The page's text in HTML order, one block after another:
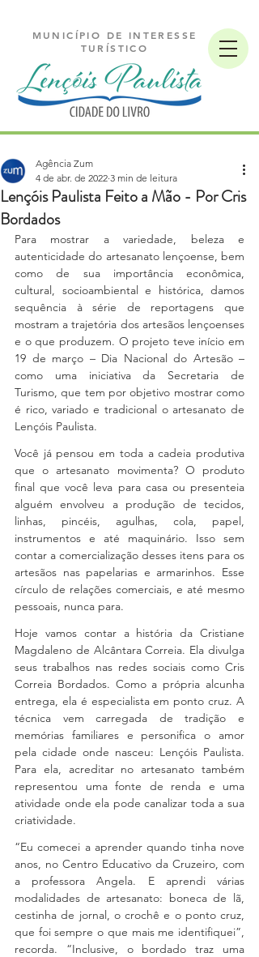
MUNICÍPIO DE INTERESSE
TURÍSTICO
Lençóis Paulista Feito a Mão - Por Cris
Bordados
Agência Zum
4 de abr. de 2022 3 min de leitura
Para mostrar a variedade, beleza e
autenticidade do artesanato lençoense, bem
como de sua importância econômica,
cultural, socioambiental e histórica, damos
sequência à série de reportagens que
mostram a trajetória dos artesãos lençoenses
e o que produzem. O projeto teve início em
19 de março – Dia Nacional do Artesão –
como uma iniciativa da Secretaria de
Turismo, que tem por objetivo mostrar como
é rico, variado e tradicional o artesanato de
Lençóis Paulista.
Você já pensou em toda a cadeia produtiva
que o artesanato movimenta? O produto
final que você leva para casa ou presenteia
alguém envolveu a produção de tecidos,
linhas, pincéis, agulhas, cola, papel,
instrumentos e até maquinário. Isso sem
contar a comercialização desses itens para os
artesãos nas papelarias e armarinhos. Esse
círculo de relações comerciais, e até mesmo
pessoais, nunca para.
Hoje vamos contar a história da Cristiane
Magdaleno de Alcântara Correia. Ela divulga
seus trabalhos nas redes sociais como Cris
Correia Bordados. Como a própria alcunha
entrega, ela é especialista em ponto cruz. A
técnica vem carregada de tradição e
memórias familiares e personifica o amor
pela cidade onde nasceu: Lençóis Paulista.
Para ela, acreditar no artesanato também
representou uma fonte de renda e uma
atividade onde ela pode canalizar toda a sua
criatividade.
“Eu comecei a aprender quando tinha nove
anos, no Centro Educativo da Cruzeiro, com
a professora Angela. E aprendi várias
modalidades de artesanato: boneca de lã,
cestinha de jornal, o crochê e o ponto cruz,
que foi sempre o que mais me identifiquei”,
recorda. “Inclusive, o bordado traz uma